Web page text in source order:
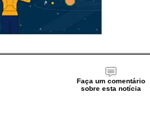
Faça um comentário
sobre esta notícia